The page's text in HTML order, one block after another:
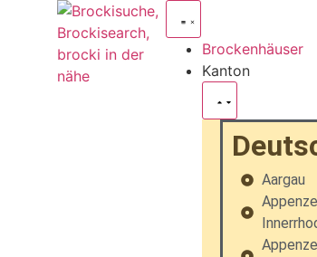
Brockenhäuser
Kanton
Aargau